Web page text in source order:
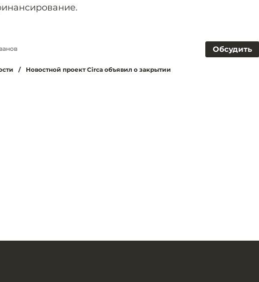
Обсудить
/ Новостной проект Circa объявил о закрытии